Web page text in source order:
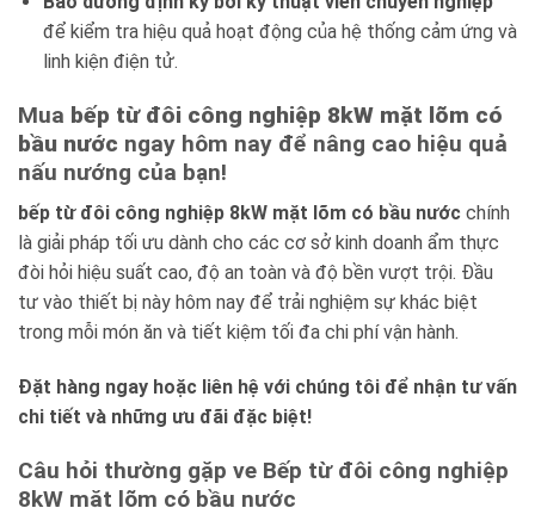
để kiểm tra hiệu quả hoạt động của hệ thống cảm ứng và
linh kiện điện tử.
Mua bếp từ đôi công nghiệp 8kW mặt lõm có
bầu nước ngay hôm nay để nâng cao hiệu quả
nấu nướng của bạn!
bếp từ đôi công nghiệp 8kW mặt lõm có bầu nước chính
là giải pháp tối ưu dành cho các cơ sở kinh doanh ẩm thực
đòi hỏi hiệu suất cao, độ an toàn và độ bền vượt trội. Đầu
tư vào thiết bị này hôm nay để trải nghiệm sự khác biệt
trong mỗi món ăn và tiết kiệm tối đa chi phí vận hành.
Đặt hàng ngay hoặc liên hệ với chúng tôi để nhận tư vấn
chi tiết và những ưu đãi đặc biệt!
Câu hỏi thường gặp ve Bếp từ đôi công nghiệp
8kW mặt lõm có bầu nước